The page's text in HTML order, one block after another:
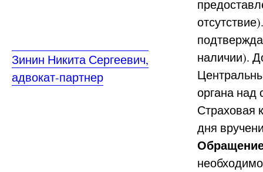
Зинин Никита Сергеевич,
адвокат-партнер
наличии).
органа над
Страховая
дня